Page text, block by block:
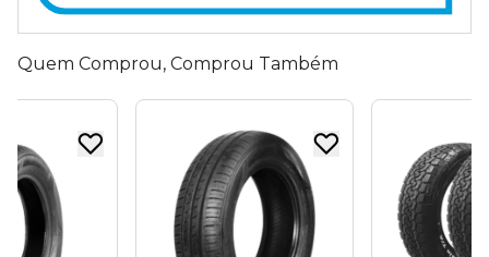
Quem Comprou, Comprou Também